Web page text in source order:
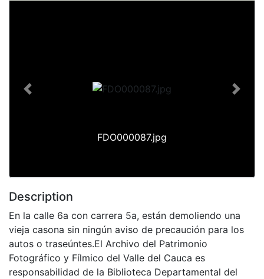
FDO000087.jpg
Previous Next
Description
En la calle 6a con carrera 5a, están demoliendo una
vieja casona sin ningún aviso de precaución para los
autos o traseúntes.El Archivo del Patrimonio
Fotográfico y Fílmico del Valle del Cauca es
responsabilidad de la Biblioteca Departamental del